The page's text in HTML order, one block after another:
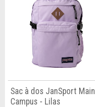
Sac à dos JanSport Main
Campus - Lilas